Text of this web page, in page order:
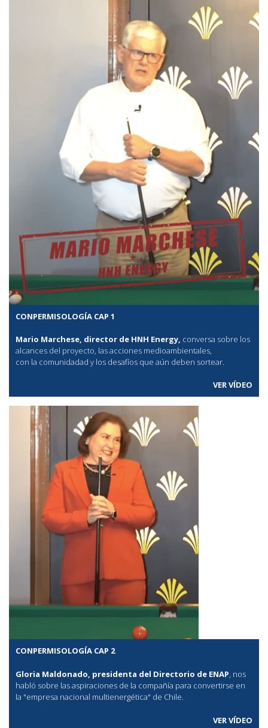
CONPERMISOLOGÍA CAP 1
Mario Marchese, director de HNH Energy, conversa sobre los
alcances del proyecto, las acciones medioambientales,
con la comunidadad y los desafíos que aún deben sortear.
VER VÍDEO
CONPERMISOLOGÍA CAP 2
Gloria Maldonado, presidenta del Directorio de ENAP, nos
habló sobre las aspiraciones de la compañía para convertirse en
la "empresa nacional multienergética" de Chile.
VER VÍDEO